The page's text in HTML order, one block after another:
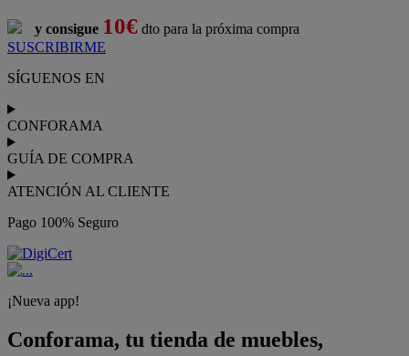
y consigue 10€ dto para la próxima compra
SUSCRIBIRME
SÍGUENOS EN
CONFORAMA
GUÍA DE COMPRA
ATENCIÓN AL CLIENTE
Pago 100% Seguro
¡Nueva app!
Conforama, tu tienda de muebles,